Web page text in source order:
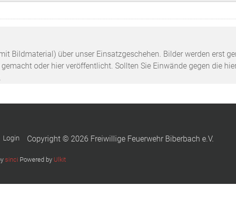
Bildmaterial) über unser Einsatzgeschehen. Bilder werden erst
oder hier veröffentlicht. Sollten Sie Einwände gegen die
Login Copyright © 2026 Freiwillige Feuerwehr Biberbach e.V.
sinci Powered by Ulkit